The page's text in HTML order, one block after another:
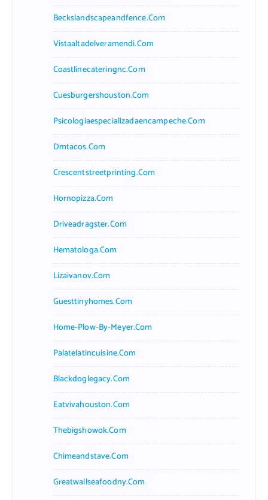
Beckslandscapeandfence.com
Vistaaltadelveramendi.com
Coastlinecateringnc.com
Cuesburgershouston.com
Psicologiaespecializadaencampeche.com
Dmtacos.com
Crescentstreetprinting.com
Hornopizza.com
Driveadragster.com
Hematologa.com
Lizaivanov.com
Guesttinyhomes.com
Home-Plow-By-Meyer.com
Palatelatincuisine.com
Blackdoglegacy.com
Eatvivahouston.com
Thebigshowok.com
Chimeandstave.com
Greatwallseafoodny.com